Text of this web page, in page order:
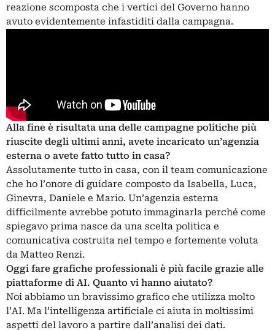
reazione scomposta che i vertici del Governo hanno
avuto evidentemente infastiditi dalla campagna.
Alla fine è risultata una delle campagne politiche più
riuscite degli ultimi anni, avete incaricato un’agenzia
esterna o avete fatto tutto in casa?
Assolutamente tutto in casa, con il team comunicazione
che ho l’onore di guidare composto da Isabella, Luca,
Ginevra, Daniele e Mario. Un’agenzia esterna
difficilmente avrebbe potuto immaginarla perché come
spiegavo prima nasce da una scelta politica e
comunicativa costruita nel tempo e fortemente voluta
da Matteo Renzi.
Oggi fare grafiche professionali è più facile grazie alle
piattaforme di AI. Quanto vi hanno aiutato?
Noi abbiamo un bravissimo grafico che utilizza molto
l’AI. Ma l’intelligenza artificiale ci aiuta in moltissimi
aspetti del lavoro a partire dall’analisi dei dati.